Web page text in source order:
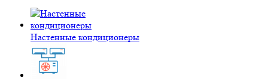
Настенные кондиционеры